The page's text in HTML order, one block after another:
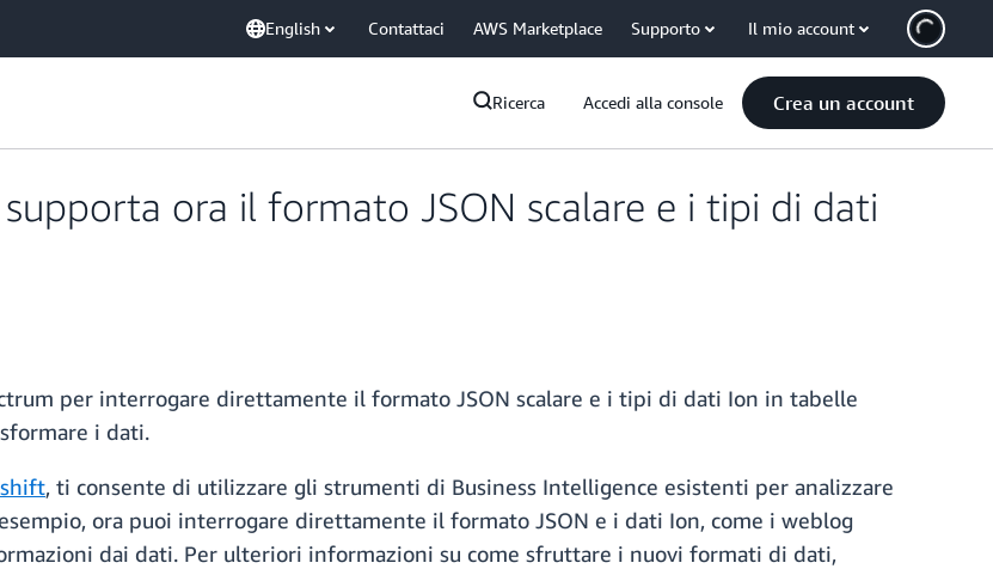
English Contattaci AWS Marketplace Supporto Il mio account
Ricerca Accedi alla console Crea un account
ora il formato JSON scalare e i tipi di dati
per interrogare direttamente il formato JSON scalare e i tipi di dati Ion in tabelle
i dati.
, ti consente di utilizzare gli strumenti di Business Intelligence esistenti per analizzare
ora puoi interrogare direttamente il formato JSON e i dati Ion, come i weblog
dai dati. Per ulteriori informazioni su come sfruttare i nuovi formati di dati,